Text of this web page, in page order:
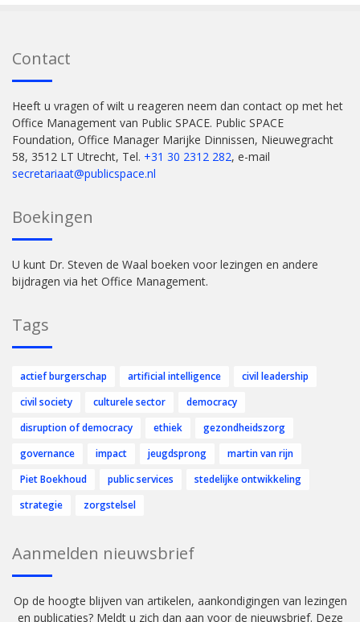
Contact
Heeft u vragen of wilt u reageren neem dan contact op met het
Office Management van Public SPACE. Public SPACE
Foundation, Office Manager Marijke Dinnissen, Nieuwegracht
58, 3512 LT Utrecht, Tel. +31 30 2312 282, e-mail
secretariaat@publicspace.nl
Boekingen
U kunt Dr. Steven de Waal boeken voor lezingen en andere
bijdragen via het Office Management.
Tags
actief burgerschap artificial intelligence
civil leadership
civil society
culturele sector
democracy
disruption of democracy
ethiek
gezondheidszorg
governance
impact jeugdsprong
martin van rijn
Piet Boekhoud
public services
stedelijke ontwikkeling
strategie
zorgstelsel
Aanmelden nieuwsbrief
Op de hoogte blijven van artikelen, aankondigingen van lezingen
en publicaties? Meldt u zich dan aan voor de nieuwsbrief. Deze